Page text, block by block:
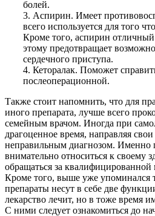
болей.
3. Аспирин. Имеет
всего используется для того
Кроме того, аспирин отличный
этому предотвращает
сердечного приступа.
4. Кеторалак. Поможет
послеоперационной.
Также стоит напомнить, что для
иного препарата, лучше всего
семейным врачом. Иногда при
драгоценное время, направляя
неправильным диагнозом. Именно
внимательно относиться к своему
обращаться за
Кроме того, выше уже упоминался
препараты несут в себе две
лекарство лечит, но в тоже время
С ними следует ознакомиться до